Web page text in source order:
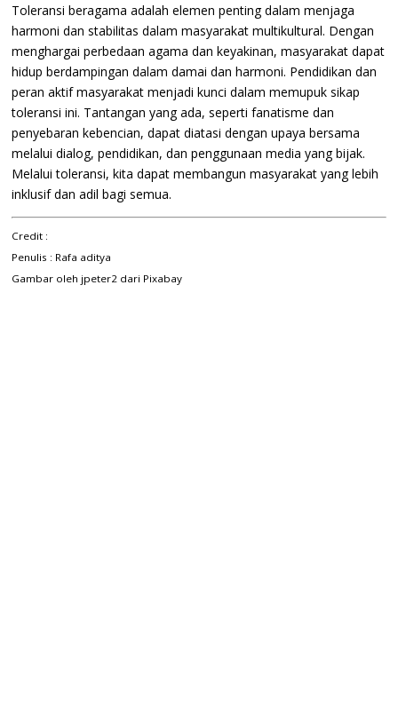
Toleransi beragama adalah elemen penting dalam menjaga
harmoni dan stabilitas dalam masyarakat multikultural. Dengan
menghargai perbedaan agama dan keyakinan, masyarakat dapat
hidup berdampingan dalam damai dan harmoni. Pendidikan dan
peran aktif masyarakat menjadi kunci dalam memupuk sikap
toleransi ini. Tantangan yang ada, seperti fanatisme dan
penyebaran kebencian, dapat diatasi dengan upaya bersama
melalui dialog, pendidikan, dan penggunaan media yang bijak.
Melalui toleransi, kita dapat membangun masyarakat yang lebih
inklusif dan adil bagi semua.
Credit :
Penulis : Rafa aditya
Gambar oleh jpeter2 dari Pixabay